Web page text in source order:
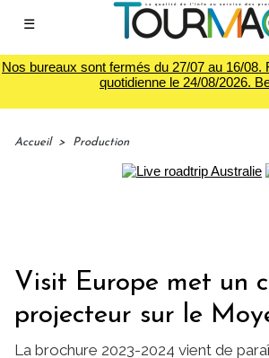
☰
Nos bureaux sont fermés du 27/07 au 16/08.
quotidienne le 24/08/2026.
Accueil > Production
Visit Europe met un
projecteur sur le
La brochure 2023-2024 vient de